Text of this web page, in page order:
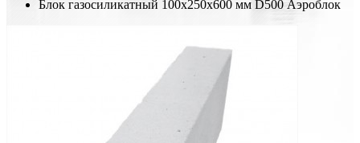
Блок газосиликатный 100х250х600 мм D500 Аэроблок